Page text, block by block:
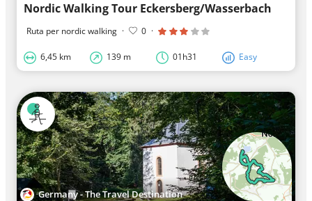
Nordic Walking Tour Eckersberg/Wasserbach
Ruta per nordic walking · 0 ·
6,45 km 139 m 01h31 Easy
Germany - The Travel Destination